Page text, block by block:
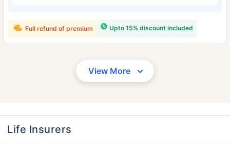
Upto 15% discount included
Full refund of premium
View More
Life Insurers